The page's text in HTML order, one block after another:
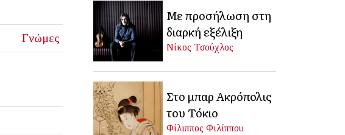
Γνώμες
Με προσήλωση στη
διαρκή εξέλιξη
Νίκος Τσούχλος
Στο μπαρ Ακρόπολις
του Τόκιο
Φίλιππος Φιλίππου